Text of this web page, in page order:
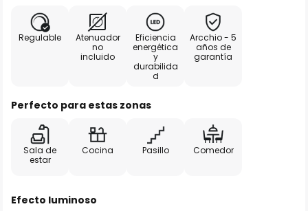
Regulable
Atenuador
no
incluido
Eficiencia
energética
y
durabilida
d
Arcchio - 5
años de
garantía
Perfecto para estas zonas
Sala de
estar
Cocina Pasillo Comedor
Efecto luminoso